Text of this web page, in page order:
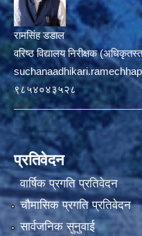
रामसिंह डडाल
वरिष्ठ विद्यालय निरीक्षक
९८५४०४३५२८
प्रतिवेदन
वार्षिक प्रगति प्रतिवेदन
चौमासिक प्रगति प्रतिवेदन
सार्वजनिक सुनुवाई